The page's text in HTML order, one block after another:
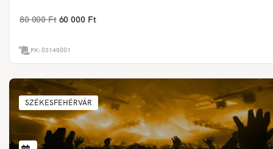
80 000 Ft 60 000 Ft
PK:03145001
SZÉKESFEHÉRVÁR